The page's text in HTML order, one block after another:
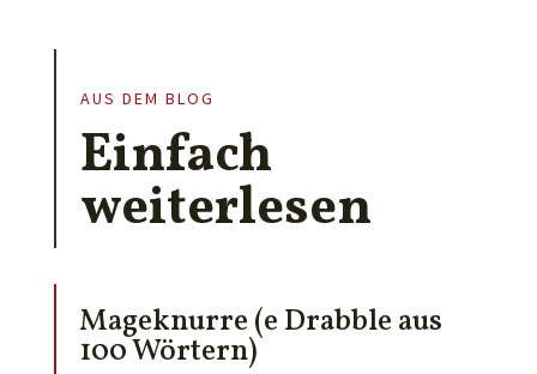
AUS DEM BLOG
Einfach
weiterlesen
Mageknurre (e Drabble aus
100 Wörtern)